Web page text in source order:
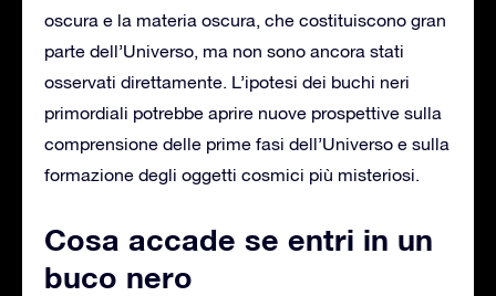
oscura e la materia oscura, che costituiscono gran
parte dell’Universo, ma non sono ancora stati
osservati direttamente. L’ipotesi dei buchi neri
primordiali potrebbe aprire nuove prospettive sulla
comprensione delle prime fasi dell’Universo e sulla
formazione degli oggetti cosmici più misteriosi.
Cosa accade se entri in un
buco nero